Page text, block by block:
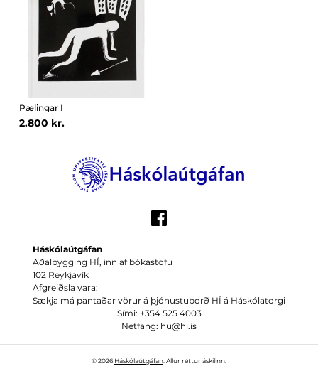
Pælingar I
2.800 kr.
Háskólaútgáfan
Aðalbygging HÍ, inn af bókastofu
102 Reykjavík
Afgreiðsla vara:
Sækja má pantaðar vörur á þjónustuborð HÍ á Háskólatorgi
Sími: +354 525 4003
Netfang: hu@hi.is
© 2026Háskólaútgáfan . Allur réttur áskilinn.